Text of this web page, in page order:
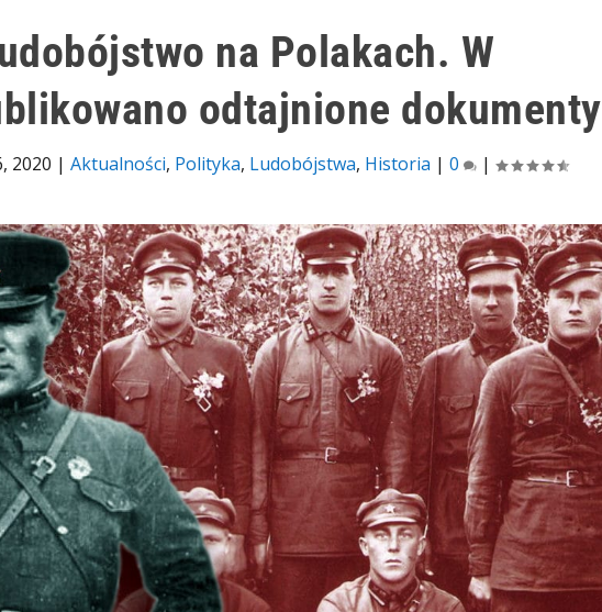
na Polakach. W
odtajnione dokumenty
2020 | Aktualności, Polityka, Ludobójstwa, Historia | 0 |